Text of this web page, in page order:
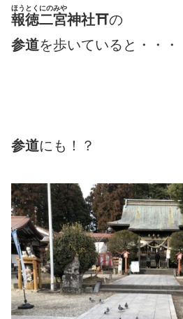
報徳二宮
ほうとくにのみや
神社⛩の
参道を歩いていると・・・
参道にも！？